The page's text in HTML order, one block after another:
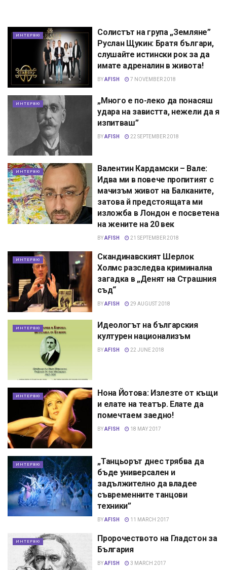
ИНТЕРВЮ
Солистът на група „Земляне”
Руслан Щукин: Братя българи,
слушайте истински рок за да
имате адреналин в живота!
BYAFISH 7 NOVEMBER 2018
ИНТЕРВЮ
„Много е по-леко да понасяш
удара на завистта, нежели да я
изпитваш”
BYAFISH 22 SEPTEMBER 2018
ИНТЕРВЮ
Валентин Кардамски – Вале:
Идва ми в повече пропитият с
мачизъм живот на Балканите,
затова й предстоящата ми
изложба в Лондон е посветена
на жените на 20 век
BYAFISH 21 SEPTEMBER 2018
ИНТЕРВЮ
Скандинавският Шерлок
Холмс разследва криминална
загадка в „Денят на Страшния
съд“
BYAFISH 29 AUGUST 2018
ИНТЕРВЮ
Идеологът на българския
културен национализъм
BYAFISH 22 JUNE 2018
ИНТЕРВЮ
Нона Йотова: Излезте от къщи
и елате на театър. Елате да
помечтаем заедно!
BYAFISH 18 MAY 2017
ИНТЕРВЮ
„Танцьорът днес трябва да
бъде универсален и
задължително да владее
съвременните танцови
техники”
BYAFISH 11 MARCH 2017
ИНТЕРВЮ
Пророчеството на Гладстон за
България
BYAFISH 3 MARCH 2017